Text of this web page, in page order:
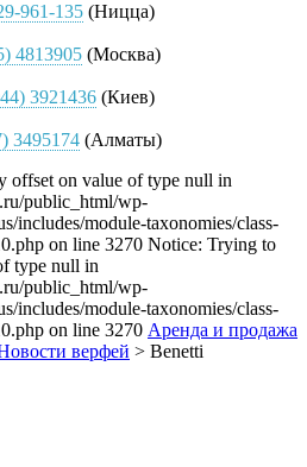
961-135(Ницца)
4813905(Москва)
3921436 (Киев)
3495174 (Алматы)
offset on value of type null in
public_html/wp-
includes/module-taxonomies/class-
on line 3270 Notice: Trying to
type null in
public_html/wp-
includes/module-taxonomies/class-
on line 3270 Аренда и продажа
верфей > Benetti